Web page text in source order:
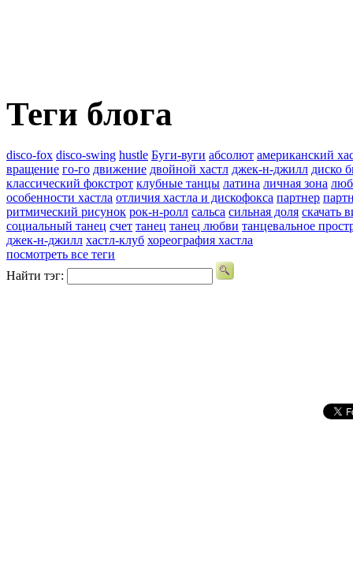
Теги блога
disco-fox disco-swing hustle Буги-вуги абсолют американский
вращение го-го движение двойной хастл джек-н-джилл диско
классический фокстрот клубные танцы латина личная зона
особенности хастла отличия хастла и дискофокса партнер
ритмический рисунок рок-н-ролл сальса сильная доля скачать
социальный танец счет танец танец любви танцевальное
джек-н-джилл хастл-клуб хореография хастла
посмотреть все теги
Найти тэг: